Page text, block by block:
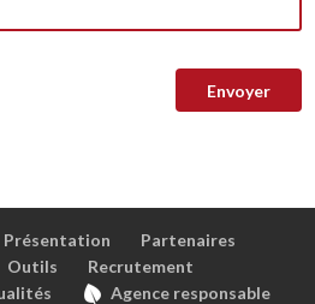
Présentation
Partenaires
Outils
Recrutement
Agence responsable